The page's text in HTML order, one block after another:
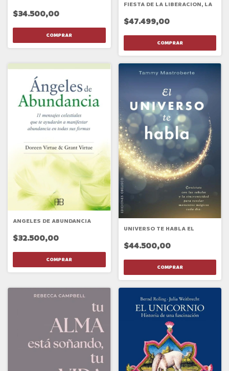
$34.500,00
FIESTA DE LA LIBERACION, LA
$47.499,00
ANGELES DE ABUNDANCIA
$32.500,00
UNIVERSO TE HABLA EL
$44.500,00